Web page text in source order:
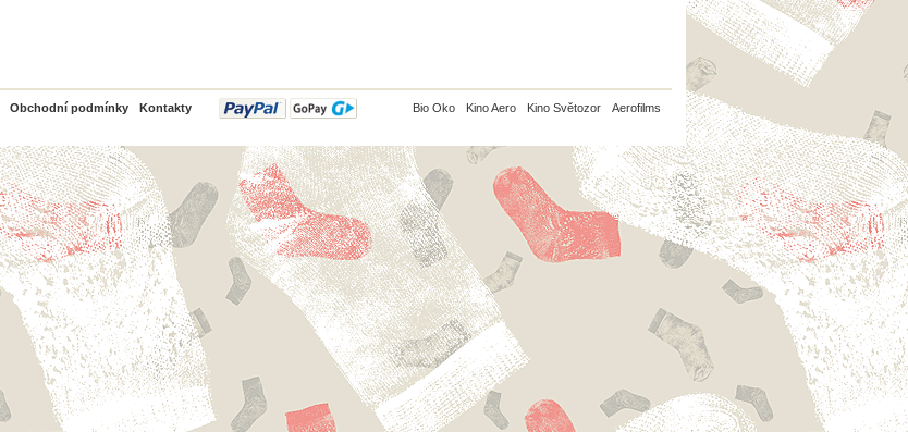
Obchodní podmínky Kontakty
PayPal Bio Oko Kino Aero Kino Světozor Aerofilms